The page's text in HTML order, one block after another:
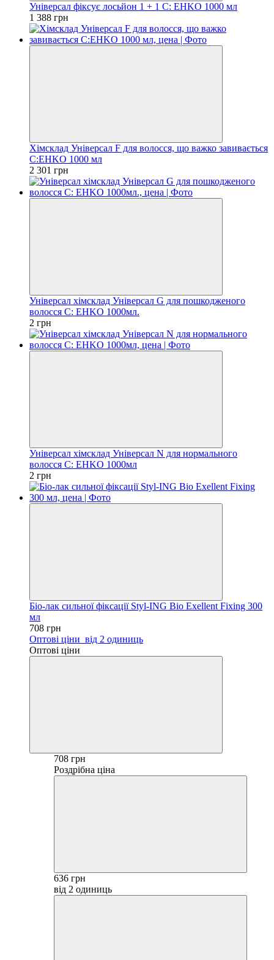
Універсал фіксує лосьйон 1 + 1 C: EHKO 1000 мл
1 388 грн
Хімсклад Універсал F для волосся, що важко завивається
C:EHKO 1000 мл
2 301 грн
Універсал хімсклад Універсал G для пошкодженого
волосся C: EHKO 1000мл.
2 грн
Універсал хімсклад Універсал N для нормального
волосся C: EHKO 1000мл
2 грн
Біо-лак сильної фіксації Styl-ING Bio Exellent Fixing 300
мл
708 грн
Оптові ціни від 2 одиниць
Оптові ціни
708 грн
Роздрібна ціна
636 грн
від 2 одиниць